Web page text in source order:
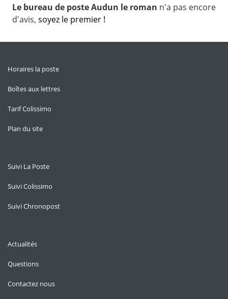
Le bureau de poste Audun le roman n'a pas encore
d'avis, soyez le premier !
Horaires la poste
Boîtes aux lettres
Tarif Colissimo
Plan du site
Suivi La Poste
Suivi Colissimo
Suivi Chronopost
Actualités
Questions
Contactez nous